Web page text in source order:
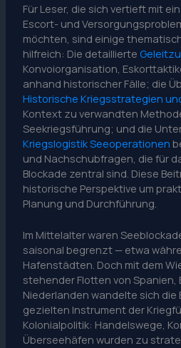
Für Leser, die sich vertieft mit
Escort- und
möchten, sind einige
hilfreich: Die detaillierte
Konvoiorganisation,
anhand historischer Fälle; die
Historische Kriegsstrategien
Kontext zu verwandten
Seekriegsführung; und die
Kriegslogistik Seeoperationen
und Nachschubfragen, die für
Blockade zentral sind. Diese
historische Perspektive um
Planung und Durchführung.
Im Mittelalter waren
saisonal begrenzt — etwa
Hafenstädten. Doch mit dem
stehender Flotten von Spanien,
Niederlanden wandelte sich die
gezielten Instrument der
Kolonialpolitik: Handelswege,
Überseehäfen wurden zu